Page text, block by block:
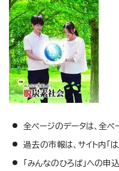
全ページのデータは、全ペ
過去の市報は、サイト内「
「みんなのひろば」への申